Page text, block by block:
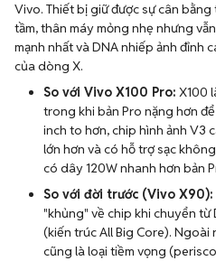
Vivo. Thiết bị giữ được sự cân
tầm, thân máy mỏng nhẹ nhưng
mạnh nhất và DNA nhiếp ảnh đỉnh
của dòng X.
So với Vivo X100 Pro: X100
trong khi bản Pro nặng hơn
inch to hơn, chip hình ảnh V3
lớn hơn và có hỗ trợ sạc
có dây 120W nhanh hơn bản
So với đời trước (Vivo X90):
"khủng" về chip khi chuyển
(kiến trúc All Big Core). Ngoài
cũng là loại tiềm vọng